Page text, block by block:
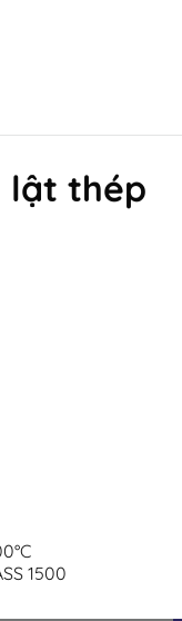
lật thép
1500